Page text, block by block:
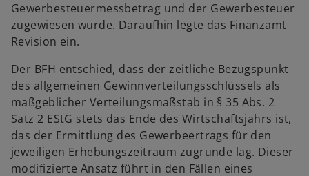
Gewerbesteuermessbetrag und der Gewerbesteuer
zugewiesen wurde. Daraufhin legte das Finanzamt
Revision ein.
Der BFH entschied, dass der zeitliche Bezugspunkt
des allgemeinen Gewinnverteilungsschlüssels als
maßgeblicher Verteilungsmaßstab in § 35 Abs. 2
Satz 2 EStG stets das Ende des Wirtschaftsjahrs ist,
das der Ermittlung des Gewerbeertrags für den
jeweiligen Erhebungszeitraum zugrunde lag. Dieser
modifizierte Ansatz führt in den Fällen eines